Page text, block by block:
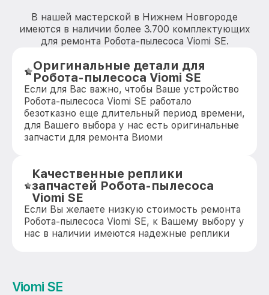
В нашей мастерской в Нижнем Новгороде
имеются в наличии более 3.700 комплектующих
для ремонта Робота-пылесоса Viomi SE.
Оригинальные детали для
Робота-пылесоса Viomi SE
Если для Вас важно, чтобы Ваше устройство
Робота-пылесоса Viomi SE работало
безотказно еще длительный период времени,
для Вашего выбора у нас есть оригинальные
запчасти для ремонта Виоми
Качественные реплики
запчастей Робота-пылесоса
Viomi SE
Если Вы желаете низкую стоимость ремонта
Робота-пылесоса Viomi SE, к Вашему выбору у
нас в наличии имеются надежные реплики
Viomi SE